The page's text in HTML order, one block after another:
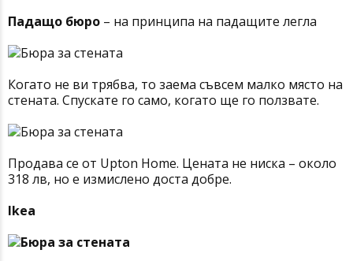
Падащо бюро – на принципа на падащите легла
Когато не ви трябва, то заема съвсем малко място на
стената. Спускате го само, когато ще го ползвате.
Продава се от Upton Home. Цената не ниска – около
318 лв, но е измислено доста добре.
Ikea